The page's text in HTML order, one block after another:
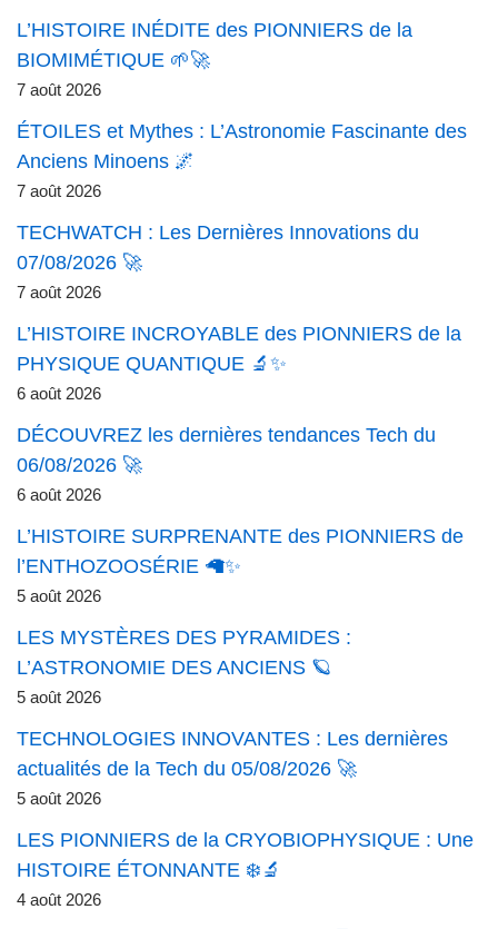
L’HISTOIRE INÉDITE des PIONNIERS de la
BIOMIMÉTIQUE 🌱🚀
7 août 2026
ÉTOILES et Mythes : L’Astronomie Fascinante des
Anciens Minoens 🌌
7 août 2026
TECHWATCH : Les Dernières Innovations du
07/08/2026 🚀
7 août 2026
L’HISTOIRE INCROYABLE des PIONNIERS de la
PHYSIQUE QUANTIQUE 🔬✨
6 août 2026
DÉCOUVREZ les dernières tendances Tech du
06/08/2026 🚀
6 août 2026
L’HISTOIRE SURPRENANTE des PIONNIERS de
l’ENTHOZOOSÉRIE 🦙✨
5 août 2026
LES MYSTÈRES DES PYRAMIDES :
L’ASTRONOMIE DES ANCIENS 🪐
5 août 2026
TECHNOLOGIES INNOVANTES : Les dernières
actualités de la Tech du 05/08/2026 🚀
5 août 2026
LES PIONNIERS de la CRYOBIOPHYSIQUE : Une
HISTOIRE ÉTONNANTE ❄️🔬
4 août 2026